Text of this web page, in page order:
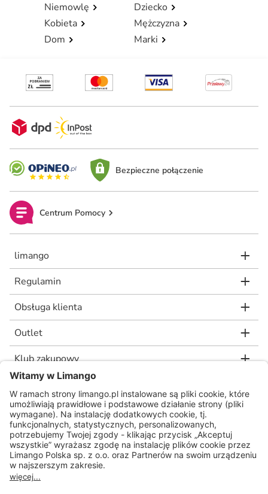
Niemowlę
Dziecko
Kobieta
Mężczyzna
Dom
Marki
Bezpieczne połączenie
Centrum Pomocy
limango
Regulamin
Obsługa klienta
Outlet
Klub zakupowy